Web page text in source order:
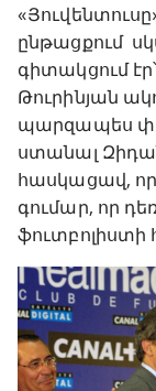
ընթացքում
գիտակցում
Թուրինյան
պարզապես
ստանալ
հասկացավ,
գումար, որ
ֆուտբոլիստի